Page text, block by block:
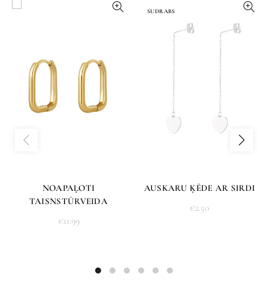
NOAPAĻOTI
TAISNSTŪRVEIDA
€11.99
SUDRABS
AUSKARU ĶĒDE AR SIRDI
€2.50